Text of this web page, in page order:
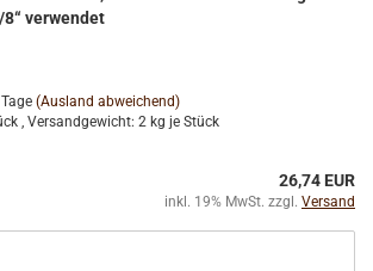
verwendet
(Ausland abweichend)
, Versandgewicht: 2 kg je Stück
26,74 EUR
inkl. 19% MwSt. zzgl. Versand